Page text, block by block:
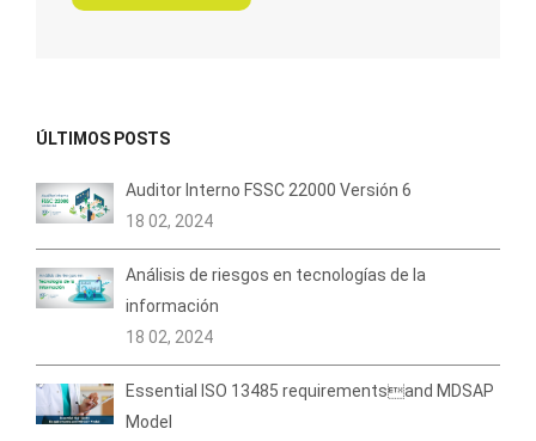
ÚLTIMOS POSTS
Auditor Interno FSSC 22000 Versión 6
18 02, 2024
Análisis de riesgos en tecnologías de la
información
18 02, 2024
Essential ISO 13485 requirementsand MDSAP
Model